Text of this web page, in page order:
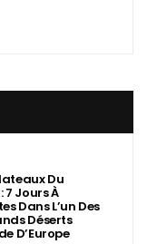
Du
7 Jours À
Dans L’un Des
Déserts
D’Europe